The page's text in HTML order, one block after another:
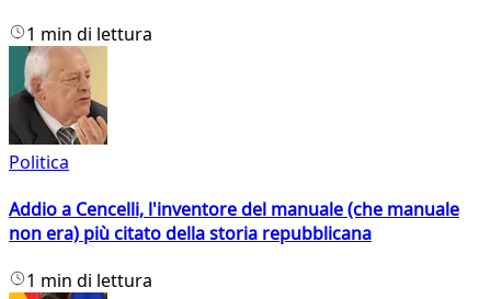
1 min di lettura
Politica
Addio a Cencelli, l'inventore del manuale (che manuale
non era) più citato della storia repubblicana
1 min di lettura